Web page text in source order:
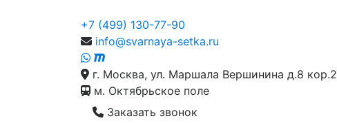
+7 (499) 130-77-90
info@svarnaya-setka.ru
г. Москва, ул. Маршала Вершинина д.8 кор.2
м. Октябрьское поле
Заказать звонок